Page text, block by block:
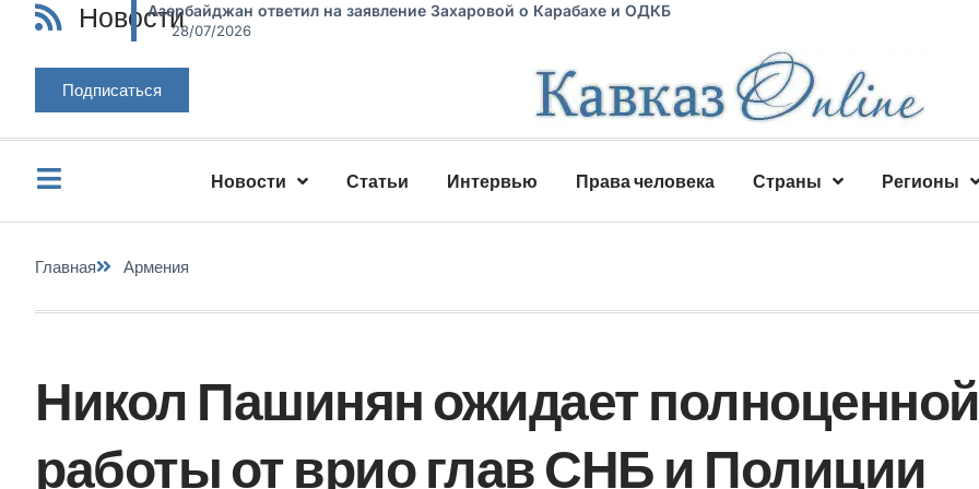
НовостиАзербайджан ответил на заявление Захаровой о Карабахе и ОДКБ
28/07/2026
Подписаться
Новости Статьи Интервью Права человека Страны Регионы
Главная Армения
Никол Пашинян ожидает полноценной
работы от врио глав СНБ и Полиции